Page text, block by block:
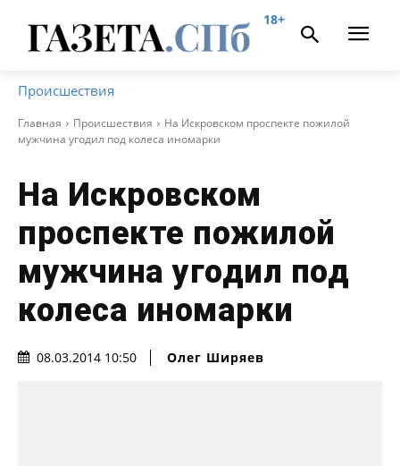
18+
Происшествия
Главная Происшествия
На Искровском проспекте пожилой
мужчина угодил под колеса иномарки
На Искровском
проспекте пожилой
мужчина угодил под
колеса иномарки
08.03.2014 10:50 Олег Ширяев